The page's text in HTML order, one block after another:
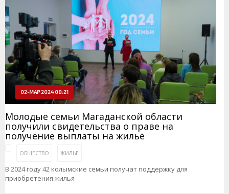
02-МАР 2024 08:21
Молодые семьи Магаданской области
получили свидетельства о праве на
получение выплаты на жильё
ОБЩЕСТВО ЖИЛЬЕ
В 2024 году 42 колымские семьи получат поддержку для
приобретения жилья